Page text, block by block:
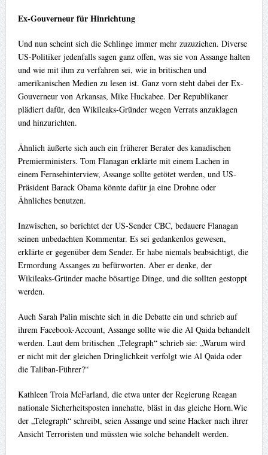
Ex-Gouverneur für Hinrichtung
Und nun scheint sich die Schlinge immer mehr zuzuziehen. Diverse
US-Politiker jedenfalls sagen ganz offen, was sie von Assange halten
und wie mit ihm zu verfahren sei, wie in britischen und
amerikanischen Medien zu lesen ist. Ganz vorn steht dabei der Ex-
Gouverneur von Arkansas, Mike Huckabee. Der Republikaner
plädiert dafür, den Wikileaks-Gründer wegen Verrats anzuklagen
und hinzurichten.
Ähnlich äußerte sich auch ein früherer Berater des kanadischen
Premierministers. Tom Flanagan erklärte mit einem Lachen in
einem Fernsehinterview, Assange sollte getötet werden, und US-
Präsident Barack Obama könnte dafür ja eine Drohne oder
Ähnliches benutzen.
Inzwischen, so berichtet der US-Sender CBC, bedauere Flanagan
seinen unbedachten Kommentar. Es sei gedankenlos gewesen,
erklärte er gegenüber dem Sender. Er habe niemals beabsichtigt, die
Ermordung Assanges zu befürworten. Aber er denke, der
Wikileaks-Gründer mache bösartige Dinge, und die sollten gestoppt
werden.
Auch Sarah Palin mischte sich in die Debatte ein und schrieb auf
ihrem Facebook-Account, Assange sollte wie die Al Qaida behandelt
werden. Laut dem britischen „Telegraph“ schrieb sie: „Warum wird
er nicht mit der gleichen Dringlichkeit verfolgt wie Al Qaida oder
die Taliban-Führer?“
Kathleen Troia McFarland, die etwa unter der Regierung Reagan
nationale Sicherheitsposten innehatte, bläst in das gleiche Horn.Wie
der „Telegraph“ schreibt, seien Assange und seine Hacker nach ihrer
Ansicht Terroristen und müssten wie solche behandelt werden.